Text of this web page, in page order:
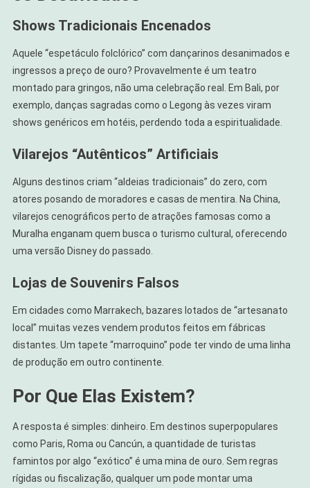
Shows Tradicionais Encenados
Aquele “espetáculo folclórico” com dançarinos desanimados e
ingressos a preço de ouro? Provavelmente é um teatro
montado para gringos, não uma celebração real. Em Bali, por
exemplo, danças sagradas como o Legong às vezes viram
shows genéricos em hotéis, perdendo toda a espiritualidade.
Vilarejos “Autênticos” Artificiais
Alguns destinos criam “aldeias tradicionais” do zero, com
atores posando de moradores e casas de mentira. Na China,
vilarejos cenográficos perto de atrações famosas como a
Muralha enganam quem busca o turismo cultural, oferecendo
uma versão Disney do passado.
Lojas de Souvenirs Falsos
Em cidades como Marrakech, bazares lotados de “artesanato
local” muitas vezes vendem produtos feitos em fábricas
distantes. Um tapete “marroquino” pode ter vindo de uma linha
de produção em outro continente.
Por Que Elas Existem?
A resposta é simples: dinheiro. Em destinos superpopulares
como Paris, Roma ou Cancún, a quantidade de turistas
famintos por algo “exótico” é uma mina de ouro. Sem regras
rígidas ou fiscalização, qualquer um pode montar uma